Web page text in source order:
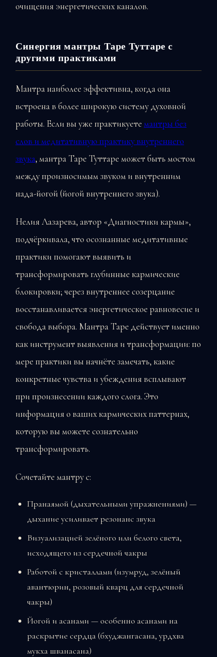
очищения энергетических каналов.
Синергия мантры Таре Туттаре с
другими практиками
Мантра наиболее эффективна, когда она
встроена в более широкую систему духовной
работы. Если вы уже практикуете мантры без
слов и медитативную практику внутреннего
звука, мантра Таре Туттаре может быть мостом
между произносимым звуком и внутренним
нада-йогой (йогой внутреннего звука).
Нелия Лазарева, автор «Диагностики кармы»,
подчёркивала, что осознанные медитативные
практики помогают выявить и
трансформировать глубинные кармические
блокировки; через внутреннее созерцание
восстанавливается энергетическое равновесие и
свобода выбора. Мантра Таре действует именно
как инструмент выявления и трансформации: по
мере практики вы начнёте замечать, какие
конкретные чувства и убеждения всплывают
при произнесении каждого слога. Это
информация о ваших кармических паттернах,
которую вы можете сознательно
трансформировать.
Сочетайте мантру с:
Пранаямой (дыхательными упражнениями) —
дыхание усиливает резонанс звука
Визуализацией зелёного или белого света,
исходящего из сердечной чакры
Работой с кристаллами (изумруд, зелёный
авантюрин, розовый кварц для сердечной
чакры)
Йогой и асанами — особенно асанами на
раскрытие сердца (бхуджангасана, урдхва
мукха шванасана)